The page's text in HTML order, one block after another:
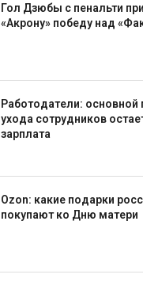
Гол Дзюбы с пенальти
«Акрону» победу над
Работодатели: основной
ухода сотрудников
зарплата
Ozon: какие подарки
покупают ко Дню матери